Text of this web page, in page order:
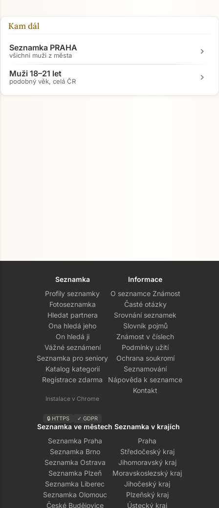
Kam dál
Seznamka PRAHA
všichni muži z města chevron_right
Muži 18–21 let
podobný věk, celá ČR chevron_right
Seznamka
Profily seznamky
Fotoseznamka
Hledat partnera
Ona hledá jeho
On hledá ji
Vážné seznámení
Seznamka pro seniory
Katalog kategorií
Registrace zdarma
Instalace v Chrome
🔒 HTTPS ✓ GDPR
Informace
O seznamce Známost
Časté otázky
Srovnání seznamek
Slovník pojmů
Známost v číslech
Podmínky užití
Ochrana soukromí
Seznamování
Nápověda k seznamce
Kontakt
Seznamka ve městech
Seznamka Praha
Seznamka Brno
Seznamka Ostrava
Seznamka Plzeň
Seznamka Liberec
Seznamka Olomouc
České Budějovice
Seznamka v krajích
Praha
Středočeský kraj
Jihomoravský kraj
Moravskoslezský kraj
Jihočeský kraj
Plzeňský kraj
Ústecký kraj